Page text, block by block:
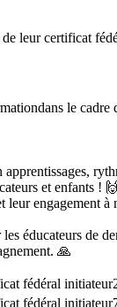
leur certificat
le
et enfants !
engagement à
éducateurs de
🙏